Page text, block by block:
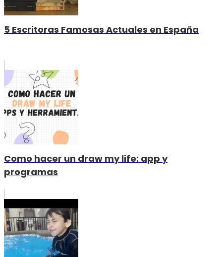
5 Escritoras Famosas Actuales en España
Como hacer un draw my life: app y
programas